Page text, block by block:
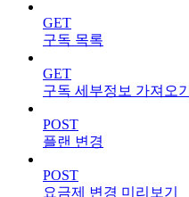
GET
구독 목록
GET
구독 세부정보 가져오기
POST
플랜 변경
POST
요금제 변경 미리보기